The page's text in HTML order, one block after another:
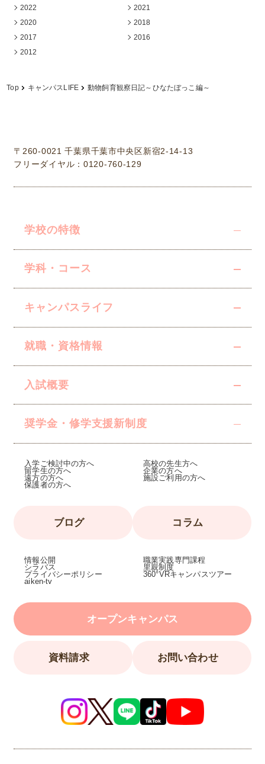
2022
2021
2020
2018
2017
2016
2012
Top キャンパスLIFE 動物飼育観察日記～ひなたぼっこ編～
学校の特徴
学科・コース
キャンパスライフ
就職・資格情報
入試概要
奨学金・修学支援新制度
ブログ コラム
入学ご検討中の方へ
留学生の方へ
遠方の方へ
保護者の方へ
高校の先生方へ
企業の方へ
施設ご利用の方へ
職業実践専門課程
情報公開
シラバス
プライバシーポリシー
360°VRキャンパスツアー
里親制度
aiken-tv
オープンキャンパス
資料請求 お問い合わせ
〒260-0021 千葉県千葉市中央区新宿2-14-13
フリーダイヤル：0120-760-129